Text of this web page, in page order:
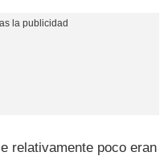
relativamente poco eran